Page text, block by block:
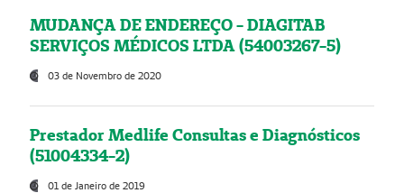
MUDANÇA DE ENDEREÇO - DIAGITAB
SERVIÇOS MÉDICOS LTDA (54003267-5)
03 de Novembro de 2020
Prestador Medlife Consultas e Diagnósticos
(51004334-2)
01 de Janeiro de 2019